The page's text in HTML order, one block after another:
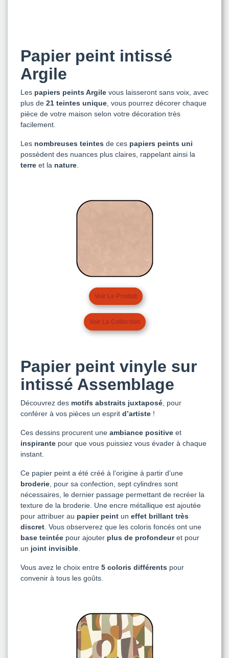
Papier peint intissé
Argile
Les papiers peints Argile vous laisseront sans voix, avec
plus de 21 teintes unique , vous pourrez décorer chaque
pièce de votre maison selon votre décoration très
facilement.
Les nombreuses teintes de ces papiers peints uni
possèdent des nuances plus claires, rappelant ainsi la
terre et la nature
Voir Le Produit
Voir La Collection
Papier peint vinyle sur
intissé Assemblage
Découvrez des motifs abstraits juxtaposé , pour
conférer à vos pièces un esprit d’artiste !
Ces dessins procurent une ambiance positive et
inspirante pour que vous puissiez vous évader à chaque
instant.
Ce papier peint a été créé à l’origine à partir d’une
broderie , pour sa confection, sept cylindres sont
nécessaires, le dernier passage permettant de recréer la
texture de la broderie. Une encre métallique est ajoutée
pour attribuer au papier peint un effet brillant très
discret . Vous observerez que les coloris foncés ont une
base teintée pour ajouter plus de profondeuret pour
un joint invisible
Vous avez le choix entre 5 coloris différents pour
convenir à tous les goûts.